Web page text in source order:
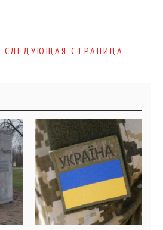
СЛЕДУЮЩАЯ СТРАНИЦА